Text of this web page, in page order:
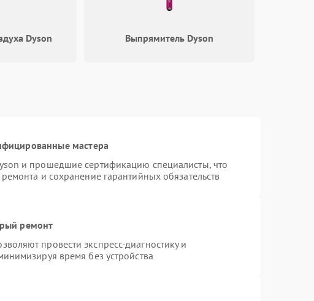
Подробнее →
Dyson Выпрямитель Dyson
мастера
и прошедшие сертификацию специалисты, что
и сохранение гарантийных обязательств
ремонт
провести экспресс-диагностику и
время без устройства